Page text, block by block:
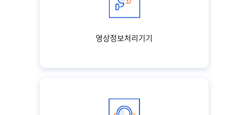
영상정보처리기기